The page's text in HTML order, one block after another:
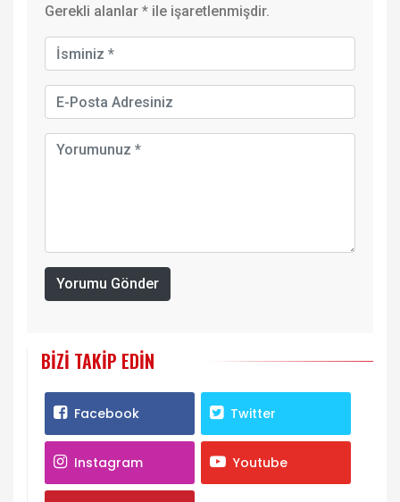
Gerekli alanlar * ile işaretlenmişdir.
Yorumu Gönder
BIZI TAKIP EDIN
Facebook Twitter
Instagram Youtube